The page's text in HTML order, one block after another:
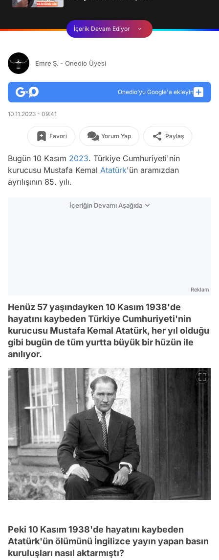
İçerik Devam Ediyor
Emre Ş. - Onedio Üyesi
Onedio’yu Google'a ekleyin
10.11.2023 - 09:41
Favori Yorum Yap Paylaş
Bugün 10 Kasım 2023. Türkiye Cumhuriyeti'nin
kurucusu Mustafa Kemal Atatürk'ün aramızdan
ayrılışının 85. yılı.
İçeriğin Devamı Aşağıda
Reklam
Henüz 57 yaşındayken 10 Kasım 1938'de
hayatını kaybeden Türkiye Cumhuriyeti'nin
kurucusu Mustafa Kemal Atatürk, her yıl olduğu
gibi bugün de tüm yurtta büyük bir hüzün ile
anılıyor.
Peki 10 Kasım 1938'de hayatını kaybeden
Atatürk'ün ölümünü İngilizce yayın yapan basın
kuruluşları nasıl aktarmıştı?